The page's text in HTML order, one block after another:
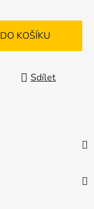
DO KOŠÍKU
Sdílet